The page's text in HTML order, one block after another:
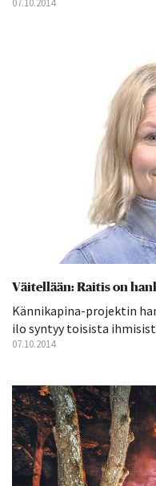
Väitellään: Raitis on
Kännikapina-projektin
ilo syntyy toisista
07.10.2014